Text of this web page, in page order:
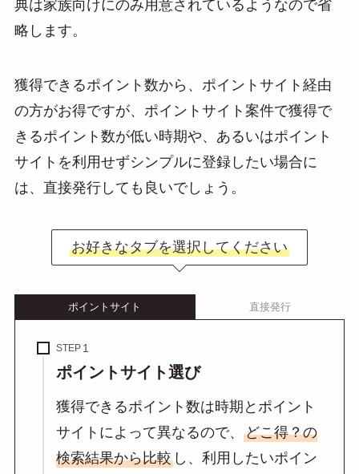
典は家族向けにのみ用意されているようなので省
略します。
獲得できるポイント数から、ポイントサイト経由
の方がお得ですが、ポイントサイト案件で獲得で
きるポイント数が低い時期や、あるいはポイント
サイトを利用せずシンプルに登録したい場合に
は、直接発行しても良いでしょう。
お好きなタブを選択してください
ポイントサイト 直接発行
STEP
ポイントサイト選び
獲得できるポイント数は時期とポイント
サイトによって異なるので、 どこ得？の
検索結果から比較し、利用したいポイン